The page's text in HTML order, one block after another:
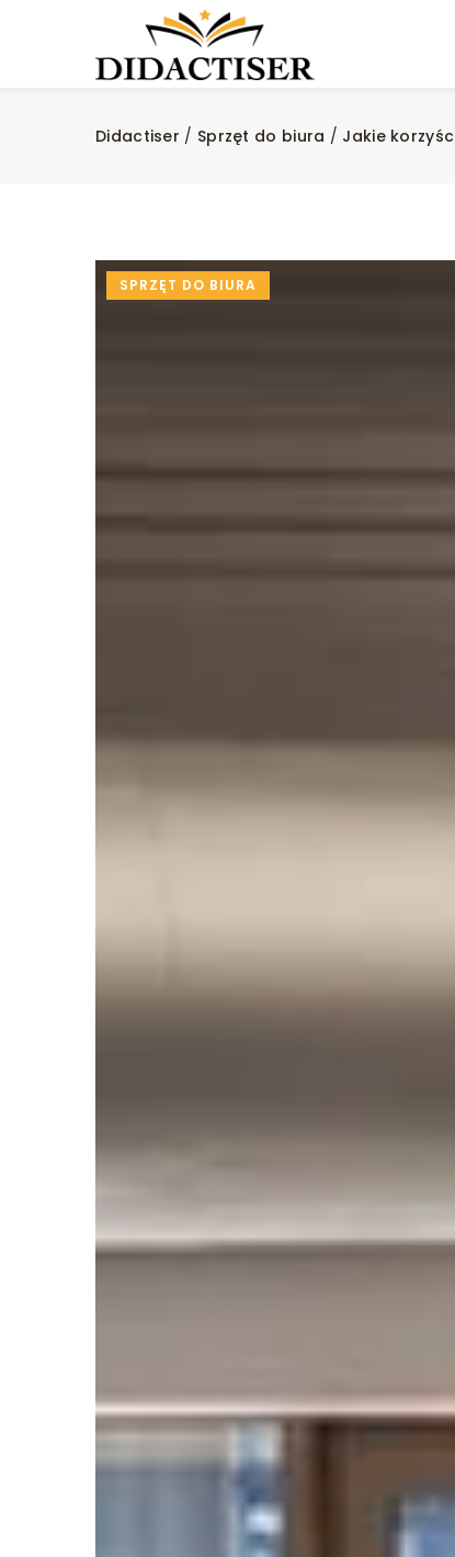
Didactiser / Sprzęt do biura / Jakie
SPRZĘT DO BIURA